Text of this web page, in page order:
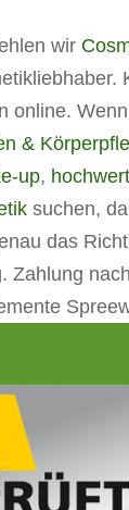
wir
online.
&
up,
suchen,
das
Zahlung